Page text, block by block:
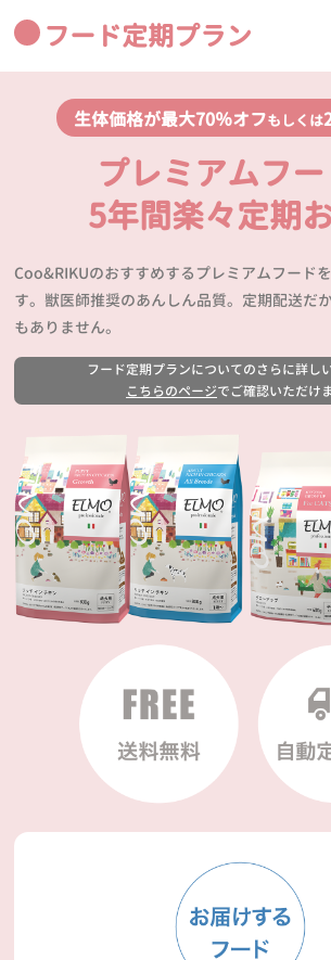
フード定期プラン
生体価格が最大70％オフもしくは
プレミアムフ
5年間楽々定期
Coo&RIKUのおすすめするプレミアムフード
す。獣医師推奨のあんしん品質。定期配送だ
もありません。
フード定期プランについてのさらに詳し
こちらのページでご確認いただけま